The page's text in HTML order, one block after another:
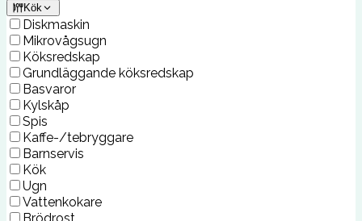
Kök
Diskmaskin
Mikrovågsugn
Köksredskap
Grundläggande köksredskap
Basvaror
Kylskåp
Spis
Kaffe-/tebryggare
Barnservis
Kök
Ugn
Vattenkokare